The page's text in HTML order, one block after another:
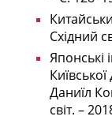
Східний
Японські
Даниїл
світ. –